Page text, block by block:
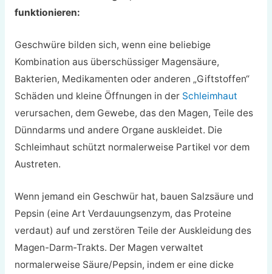
funktionieren:
Geschwüre bilden sich, wenn eine beliebige
Kombination aus überschüssiger Magensäure,
Bakterien, Medikamenten oder anderen „Giftstoffen“
Schäden und kleine Öffnungen in der Schleimhaut
verursachen, dem Gewebe, das den Magen, Teile des
Dünndarms und andere Organe auskleidet. Die
Schleimhaut schützt normalerweise Partikel vor dem
Austreten.
Wenn jemand ein Geschwür hat, bauen Salzsäure und
Pepsin (eine Art Verdauungsenzym, das Proteine
verdaut) auf und zerstören Teile der Auskleidung des
Magen-Darm-Trakts. Der Magen verwaltet
normalerweise Säure/Pepsin, indem er eine dicke